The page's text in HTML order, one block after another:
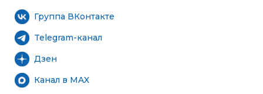
Группа ВКонтакте
Telegram-канал
Дзен
Канал в MAX